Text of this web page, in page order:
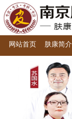
网站首页 肤康简介